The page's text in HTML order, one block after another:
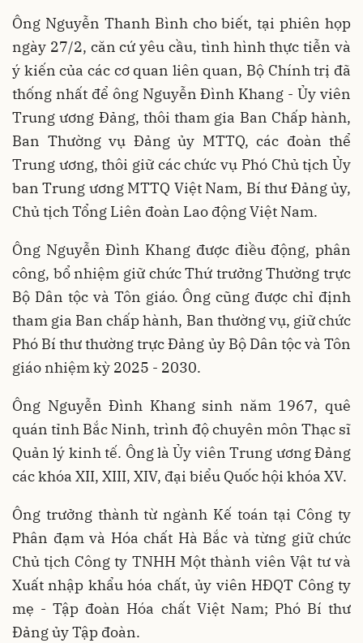
Ông Nguyễn Thanh Bình cho biết, tại phiên họp
ngày 27/2, căn cứ yêu cầu, tình hình thực tiễn và
ý kiến của các cơ quan liên quan, Bộ Chính trị đã
thống nhất để ông Nguyễn Đình Khang - Ủy viên
Trung ương Đảng, thôi tham gia Ban Chấp hành,
Ban Thường vụ Đảng ủy MTTQ, các đoàn thể
Trung ương, thôi giữ các chức vụ Phó Chủ tịch Ủy
ban Trung ương MTTQ Việt Nam, Bí thư Đảng ủy,
Chủ tịch Tổng Liên đoàn Lao động Việt Nam.
Ông Nguyễn Đình Khang được điều động, phân
công, bổ nhiệm giữ chức Thứ trưởng Thường trực
Bộ Dân tộc và Tôn giáo. Ông cũng được chỉ định
tham gia Ban chấp hành, Ban thường vụ, giữ chức
Phó Bí thư thường trực Đảng ủy Bộ Dân tộc và Tôn
giáo nhiệm kỳ 2025 - 2030.
Ông Nguyễn Đình Khang sinh năm 1967, quê
quán tỉnh Bắc Ninh, trình độ chuyên môn Thạc sĩ
Quản lý kinh tế. Ông là Ủy viên Trung ương Đảng
các khóa XII, XIII, XIV, đại biểu Quốc hội khóa XV.
Ông trưởng thành từ ngành Kế toán tại Công ty
Phân đạm và Hóa chất Hà Bắc và từng giữ chức
Chủ tịch Công ty TNHH Một thành viên Vật tư và
Xuất nhập khẩu hóa chất, ủy viên HĐQT Công ty
mẹ - Tập đoàn Hóa chất Việt Nam; Phó Bí thư
Đảng ủy Tập đoàn.